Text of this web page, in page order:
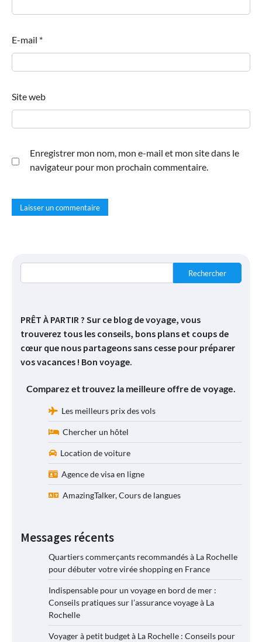
E-mail *
Site web
Enregistrer mon nom, mon e-mail et mon site dans le
navigateur pour mon prochain commentaire.
Rechercher
PRÊT À PARTIR ? Sur ce blog de voyage, vous
trouverez tous les conseils, bons plans et coups de
cœur que nous partageons sans cesse pour préparer
vos vacances ! Bon voyage.
Comparez et trouvez la meilleure offre de voyage.
Les meilleurs prix des vols
Chercher un hôtel
Location de voiture
Agence de visa en ligne
AmazingTalker, Cours de langues
Messages récents
Quartiers commerçants recommandés à La Rochelle
pour débuter votre virée shopping en France
Indispensable pour un voyage en bord de mer :
Conseils pratiques sur l’assurance voyage à La
Rochelle
Voyager à petit budget à La Rochelle : Conseils pour